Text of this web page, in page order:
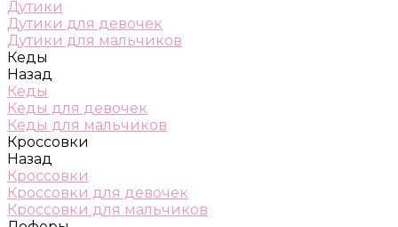
Дутики
Дутики для девочек
Дутики для мальчиков
Кеды
Назад
Кеды
Кеды для девочек
Кеды для мальчиков
Кроссовки
Назад
Кроссовки
Кроссовки для девочек
Кроссовки для мальчиков